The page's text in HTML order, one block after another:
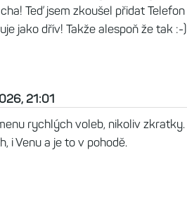
Teď jsem zkoušel přidat Telefon
jako dřív! Takže alespoň že tak :-)
21:01
rychlých voleb, nikoliv zkratky.
i Venu a je to v pohodě.